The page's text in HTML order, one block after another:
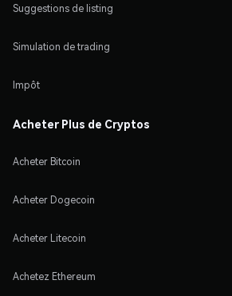
Suggestions de listing
Simulation de trading
Impôt
Acheter Plus de Cryptos
Acheter Bitcoin
Acheter Dogecoin
Acheter Litecoin
Achetez Ethereum